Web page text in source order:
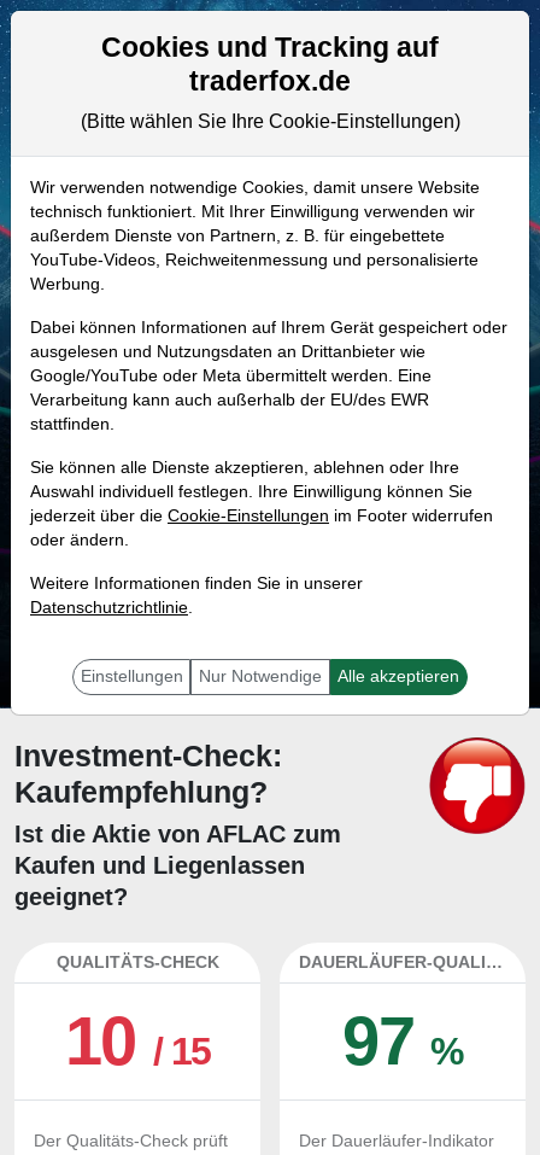
Aktien- und Artikelsuche
853081 | AFL–AFLAC Aktie
Realtime-Aktienkurs:
-
-
Marktkapitalisierung 63,42 Mrd. USD
Unternehmenswert 66,03 Mrd. USD
MONKEY-TRADER INDIKATOR
81.7 %
Mit 81.7 % Wahrscheinlichkeit wird selbst der unglücklichst agierende Trader
Investment-Check:
Kaufempfehlung?
Ist die Aktie von AFLAC zum
Kaufen und Liegenlassen
geeignet?
QUALITÄTS-CHECK
10 / 15
Der Qualitäts-Check prüft
DAUERLÄUFER-QUALITÄTEN
97%
Der Dauerläufer-Indikator
Cookies und Tracking auf
traderfox.de
(Bitte wählen Sie Ihre Cookie-Einstellungen)
Wir verwenden notwendige Cookies, damit unsere Website
technisch funktioniert. Mit Ihrer Einwilligung verwenden wir
außerdem Dienste von Partnern, z. B. für eingebettete
YouTube-Videos, Reichweitenmessung und personalisierte
Werbung.
Dabei können Informationen auf Ihrem Gerät gespeichert oder
ausgelesen und Nutzungsdaten an Drittanbieter wie
Google/YouTube oder Meta übermittelt werden. Eine
Verarbeitung kann auch außerhalb der EU/des EWR
stattfinden.
Sie können alle Dienste akzeptieren, ablehnen oder Ihre
Auswahl individuell festlegen. Ihre Einwilligung können Sie
jederzeit über die Cookie-Einstellungen im Footer widerrufen
oder ändern.
Weitere Informationen finden Sie in unserer
Datenschutzrichtlinie.
Einstellungen Nur Notwendige Alle akzeptieren